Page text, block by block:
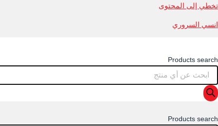
تخطي إلى المحتوى
انسي السروري
Products search
Products search